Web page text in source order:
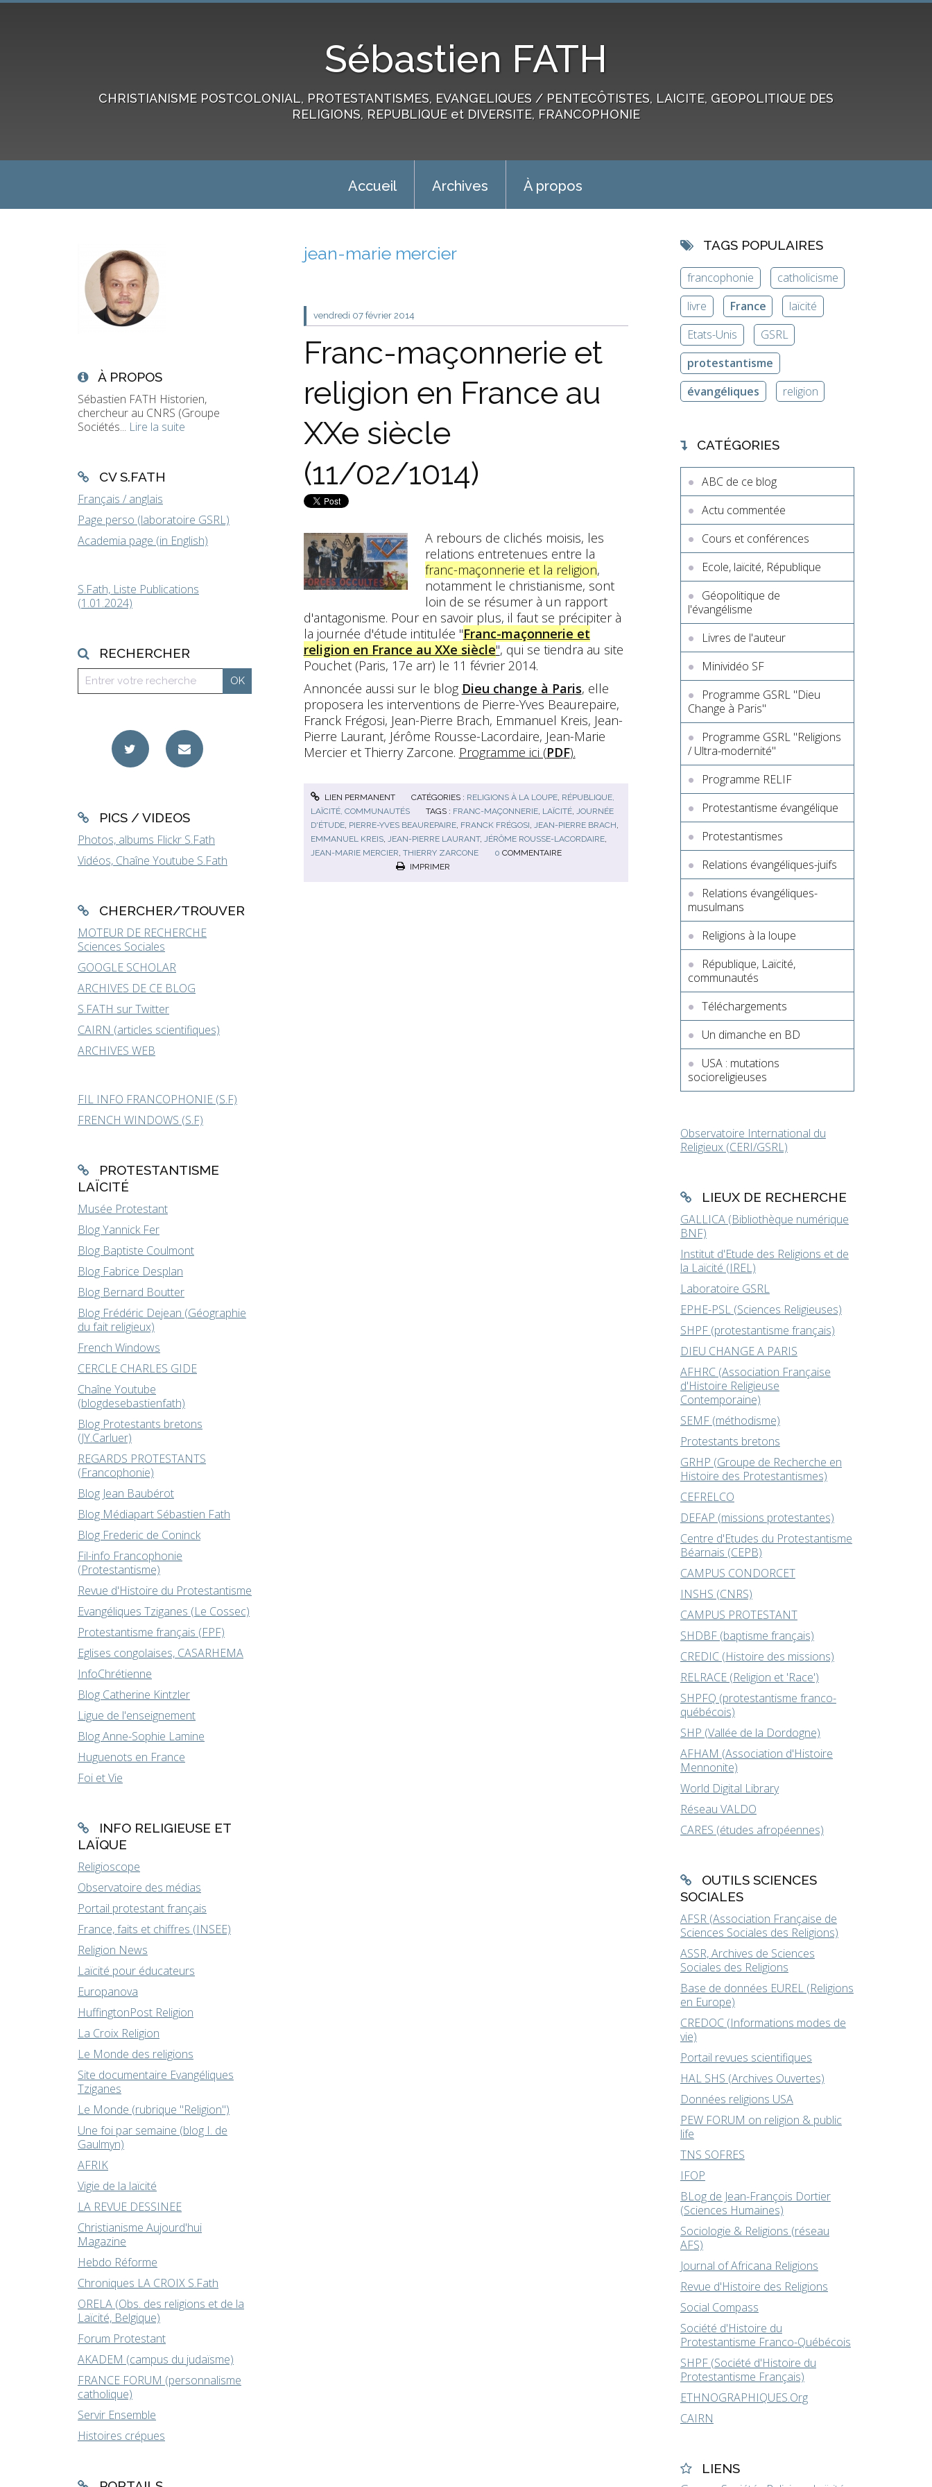
Sébastien FATH
CHRISTIANISME POSTCOLONIAL, PROTESTANTISMES, EVANGELIQUES / PENTECÔTISTES, LAICITE, GEOPOLITIQUE DES
RELIGIONS, REPUBLIQUE et DIVERSITE, FRANCOPHONIE
Accueil Archives À propos
À PROPOS
Sébastien FATH Historien,
chercheur au CNRS (Groupe
Sociétés... Lire la suite
CV S.FATH
Français / anglais
Page perso (laboratoire GSRL)
Academia page (in English)
S.Fath, Liste Publications
(1.01.2024)
RECHERCHER
PICS / VIDEOS
Photos, albums Flickr S.Fath
Vidéos, Chaîne Youtube S.Fath
CHERCHER/TROUVER
MOTEUR DE RECHERCHE
Sciences Sociales
GOOGLE SCHOLAR
ARCHIVES DE CE BLOG
S.FATH sur Twitter
CAIRN (articles scientifiques)
ARCHIVES WEB
FIL INFO FRANCOPHONIE (S.F)
FRENCH WINDOWS (S.F)
PROTESTANTISME
LAÏCITÉ
Musée Protestant
Blog Yannick Fer
Blog Baptiste Coulmont
Blog Fabrice Desplan
Blog Bernard Boutter
Blog Frédéric Dejean (Géographie
du fait religieux)
French Windows
CERCLE CHARLES GIDE
Chaîne Youtube
(blogdesebastienfath)
Blog Protestants bretons
(JY.Carluer)
REGARDS PROTESTANTS
(Francophonie)
Blog Jean Baubérot
Blog Médiapart Sébastien Fath
Blog Frederic de Coninck
Fil-info Francophonie
(Protestantisme)
Revue d'Histoire du Protestantisme
Evangéliques Tziganes (Le Cossec)
Protestantisme français (FPF)
Eglises congolaises, CASARHEMA
InfoChrétienne
Blog Catherine Kintzler
Ligue de l'enseignement
Blog Anne-Sophie Lamine
Huguenots en France
Foi et Vie
INFO RELIGIEUSE ET
LAÏQUE
Religioscope
Observatoire des médias
Portail protestant français
France, faits et chiffres (INSEE)
Religion News
Laïcité pour éducateurs
Europanova
HuffingtonPost Religion
La Croix Religion
Le Monde des religions
Site documentaire Evangéliques
Tziganes
Le Monde (rubrique "Religion")
Une foi par semaine (blog I. de
Gaulmyn)
AFRIK
Vigie de la laïcité
LA REVUE DESSINEE
Christianisme Aujourd'hui
Magazine
Hebdo Réforme
Chroniques LA CROIX S.Fath
ORELA (Obs. des religions et de la
Laïcité, Belgique)
Forum Protestant
AKADEM (campus du judaïsme)
FRANCE FORUM (personnalisme
catholique)
Servir Ensemble
Histoires crépues
jean-marie mercier
vendredi 07 février 2014
Franc-maçonnerie et
religion en France au
XXe siècle
(11/02/1014)
A rebours de clichés moisis, les
relations entretenues entre la
franc-maçonnerie et la religion,
notamment le christianisme, sont
loin de se résumer à un rapport
d'antagonisme. Pour en savoir plus, il faut se précipiter à
la journée d'étude intitulée "Franc-maçonnerie et
religion en France au XXe siècle", qui se tiendra au site
Pouchet (Paris, 17e arr) le 11 février 2014.
Annoncée aussi sur le blog Dieu change à Paris, elle
proposera les interventions de Pierre-Yves Beaurepaire,
Franck Frégosi, Jean-Pierre Brach, Emmanuel Kreis, Jean-
Pierre Laurant, Jérôme Rousse-Lacordaire, Jean-Marie
Mercier et Thierry Zarcone. Programme ici (PDF).
LIEN PERMANENT CATÉGORIES : RELIGIONS À LA LOUPE RÉPUBLIQUE,
LAÏCITÉ, COMMUNAUTÉS
TAGS : FRANC-MAÇONNERIE, LAÏCITÉ,
JOURNÉE
D'ÉTUDE, PIERRE-YVES BEAUREPAIRE, FRANCK FRÉGOSI JEAN-PIERRE BRACH
EMMANUEL KREIS, JEAN-PIERRE LAURANT, JÉRÔME ROUSSE-LACORDAIRE,
JEAN-MARIE MERCIER THIERRY ZARCONE 0 COMMENTAIRE
IMPRIMER
TAGS POPULAIRES
francophonie
catholicisme
livre
France
laïcité
Etats-Unis
GSRL
protestantisme
évangéliques
religion
CATÉGORIES
ABC de ce blog
Actu commentée
Cours et conférences
Ecole, laïcité, République
Géopolitique de
l'évangélisme
Livres de l'auteur
Minividéo SF
Programme GSRL "Dieu
Change à Paris"
Programme GSRL "Religions
/ Ultra-modernité"
Programme RELIF
Protestantisme évangélique
Protestantismes
Relations évangéliques-juifs
Relations évangéliques-
musulmans
Religions à la loupe
République, Laïcité,
communautés
Téléchargements
Un dimanche en BD
USA : mutations
socioreligieuses
Observatoire International du
Religieux (CERI/GSRL)
LIEUX DE RECHERCHE
GALLICA (Bibliothèque numérique
BNF)
Institut d'Etude des Religions et de
la Laïcité (IREL)
Laboratoire GSRL
EPHE-PSL (Sciences Religieuses)
SHPF (protestantisme français)
DIEU CHANGE A PARIS
AFHRC (Association Française
d'Histoire Religieuse
Contemporaine)
SEMF (méthodisme)
Protestants bretons
GRHP (Groupe de Recherche en
Histoire des Protestantismes)
CEFRELCO
DEFAP (missions protestantes)
Centre d'Etudes du Protestantisme
Béarnais (CEPB)
CAMPUS CONDORCET
INSHS (CNRS)
CAMPUS PROTESTANT
SHDBF (baptisme français)
CREDIC (Histoire des missions)
RELRACE (Religion et 'Race')
SHPFQ (protestantisme franco-
québécois)
SHP (Vallée de la Dordogne)
AFHAM (Association d'Histoire
Mennonite)
World Digital Library
Réseau VALDO
CARES (études afropéennes)
OUTILS SCIENCES
SOCIALES
AFSR (Association Française de
Sciences Sociales des Religions)
ASSR, Archives de Sciences
Sociales des Religions
Base de données EUREL (Religions
en Europe)
CREDOC (Informations modes de
vie)
Portail revues scientifiques
HAL SHS (Archives Ouvertes)
Données religions USA
PEW FORUM on religion & public
life
TNS SOFRES
IFOP
BLog de Jean-François Dortier
(Sciences Humaines)
Sociologie & Religions (réseau
AFS)
Journal of Africana Religions
Revue d'Histoire des Religions
Social Compass
Société d'Histoire du
Protestantisme Franco-Québécois
SHPF (Société d'Histoire du
Protestantisme Français)
ETHNOGRAPHIQUES.Org
CAIRN
LIENS